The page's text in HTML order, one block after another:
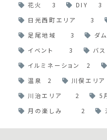
花火
3 DIY 3
日光西町エリア
3
足尾地域
3 ダム
イベント
3 バス
イルミネーション
2
温泉
2 川俣エリア
川治エリア
2 5
月の楽しみ
2